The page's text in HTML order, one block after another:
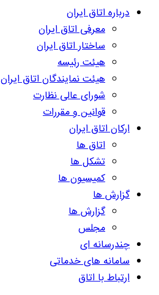
درباره اتاق ایران
معرفی اتاق ایران
ساختار اتاق ایران
هیئت رئیسه
هیئت نمایندگان اتاق ایران
شورای عالی نظارت
قوانین و مقررات
ارکان اتاق ایران
اتاق ها
تشکل ها
کمیسیون ها
گزارش ها
گزارش ها
مجلس
چندرسانه ای
سامانه های خدماتی
ارتباط با اتاق